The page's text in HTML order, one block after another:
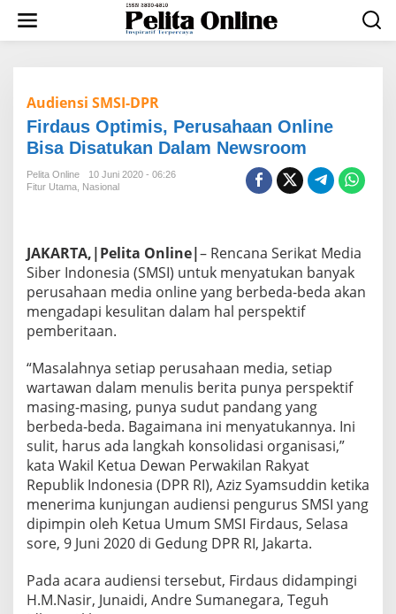
w
Audiensi SMSI-DPR
Firdaus Optimis, Perusahaan Online
Bisa Disatukan Dalam Newsroom
Pelita Online
10 Juni 2020 - 06:26
Fitur Utama Nasional
JAKARTA,|Pelita Online|– Rencana Serikat Media
Siber Indonesia (SMSI) untuk menyatukan banyak
perusahaan media online yang berbeda-beda akan
mengadapi kesulitan dalam hal perspektif
pemberitaan.
“Masalahnya setiap perusahaan media, setiap
wartawan dalam menulis berita punya perspektif
masing-masing, punya sudut pandang yang
berbeda-beda. Bagaimana ini menyatukannya. Ini
sulit, harus ada langkah konsolidasi organisasi,”
kata Wakil Ketua Dewan Perwakilan Rakyat
Republik Indonesia (DPR RI), Aziz Syamsuddin ketika
menerima kunjungan audiensi pengurus SMSI yang
dipimpin oleh Ketua Umum SMSI Firdaus, Selasa
sore, 9 Juni 2020 di Gedung DPR RI, Jakarta.
Pada acara audiensi tersebut, Firdaus didampingi
H.M.Nasir, Junaidi, Andre Sumanegara, Teguh